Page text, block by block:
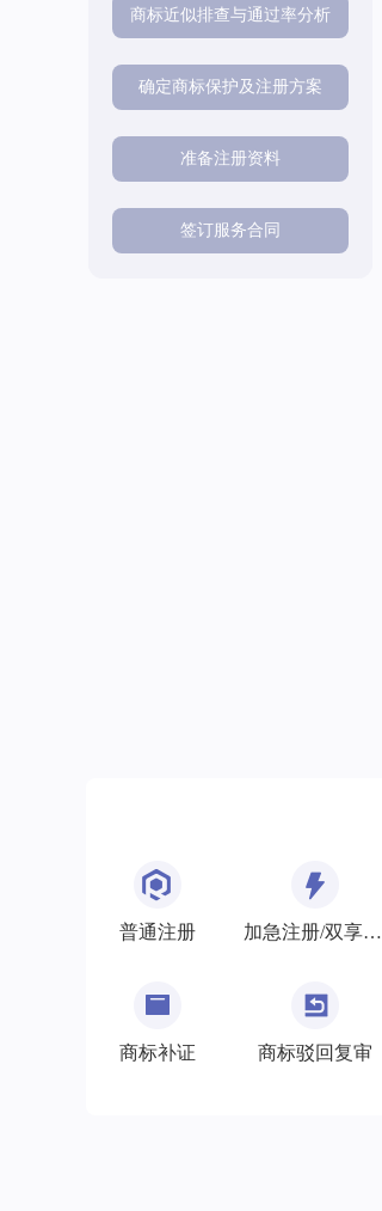
商标近似排查与通过率分析
确定商标保护及注册方案
准备注册资料
签订服务合同
普通注册 加急注册/双享注册
商标补证 商标驳回复审